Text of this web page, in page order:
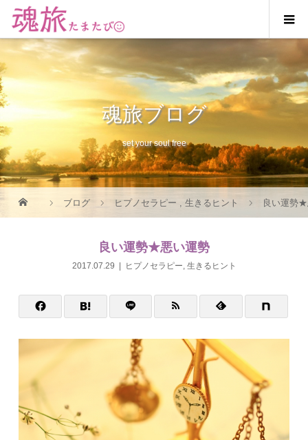
魂旅ブログ
set your soul free
ブログ ヒプノセラピー ,生きるヒント 良い運勢
良い運勢★悪い運勢
2017.07.29 ヒプノセラピー, 生きるヒント